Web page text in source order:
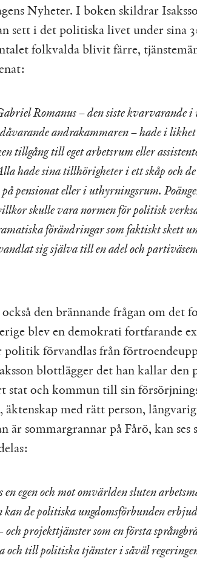
Nyheter. I boken skildrar
sett i det politiska livet under sina
folkvalda blivit färre,
Romanus – den siste kvarvarande i
andrakammaren – hade i
tillgång till eget arbetsrum eller
hade sina tillhörigheter i ett skåp och
på pensionat eller i uthyrningsrum.
skulle vara normen för politisk
förändringar som faktiskt skett
sig själva till en adel och
den brännande frågan om det
blev en demokrati fortfarande
politik förvandlas från
blottlägger det han kallar den
stat och kommun till sin
äktenskap med rätt person,
är sommargrannar på Fårö, kan
en egen och mot omvärlden sluten
de politiska ungdomsförbunden
och projekttjänster som en första
och till politiska tjänster i såväl